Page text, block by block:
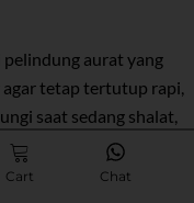
pelindung aurat yang
tetap tertutup rapi,
saat sedang shalat,
gamis tertiup angin
Cart Chat